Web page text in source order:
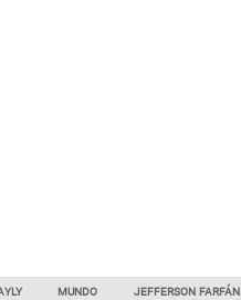
MUNDO JEFFERSON FARFÁN